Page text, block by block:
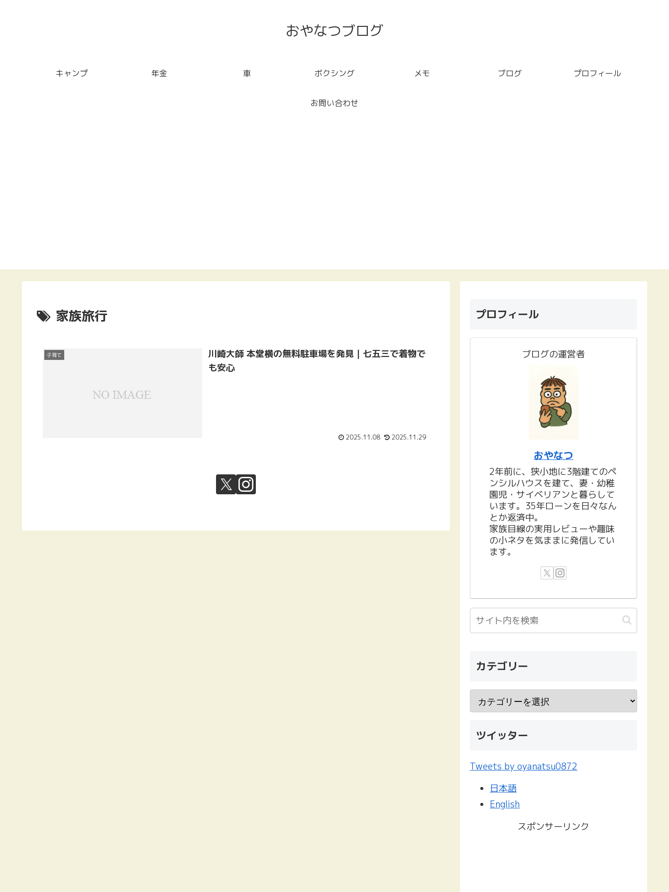
おやなつブログ
キャンプ 年金 車 ボクシング メモ ブログ プロフィール
お問い合わせ
家族旅行
子育て
川崎大師 本堂横の無料駐車場を発見｜七五三で着物で
も安心
2025.11.08 2025.11.29
プロフィール
ブログの運営者
おやなつ
2年前に、狭小地に3階建てのペ
ンシルハウスを建て、妻・幼稚
園児・サイベリアンと暮らして
います。35年ローンを日々なん
とか返済中。
家族目線の実用レビューや趣味
の小ネタを気ままに発信してい
ます。
カテゴリー
ツイッター
Tweets by oyanatsu0872
日本語
English
スポンサーリンク